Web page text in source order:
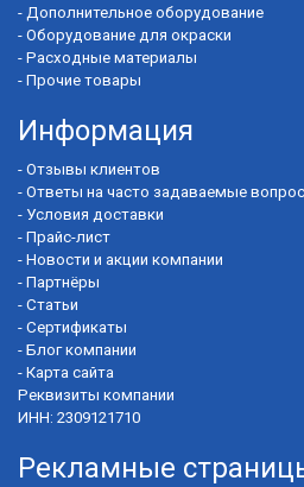
- Дополнительное оборудование
- Оборудование для окраски
- Расходные материалы
- Прочие товары
Информация
- Отзывы клиентов
- Ответы на часто задаваемые
- Условия доставки
- Прайс-лист
- Новости и акции компании
- Партнёры
- Статьи
- Сертификаты
- Блог компании
- Карта сайта
Реквизиты компании
ИНН: 2309121710
Рекламные